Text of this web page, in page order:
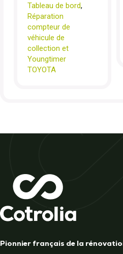
Tableau de bord,
Réparation
compteur de
véhicule de
collection et
Youngtimer
TOYOTA
Pionnier français de la